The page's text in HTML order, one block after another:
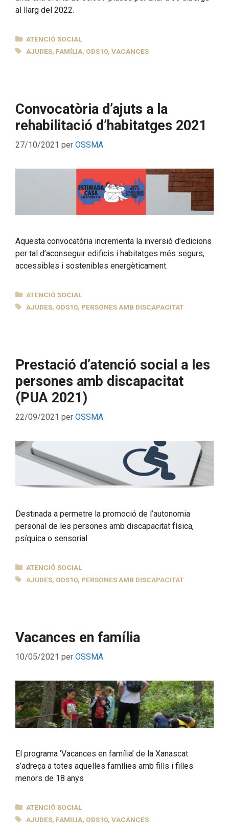
al llarg del 2022.
CATEGORIES
ATENCIÓ SOCIAL
ETIQUETES
AJUDES, FAMÍLIA, ODS10,VACANCES
Convocatòria d’ajuts a la
rehabilitació d’habitatges 2021
27/10/2021 per OSSMA
Aquesta convocatòria incrementa la inversió d’edicions
per tal d’aconseguir edificis i habitatges més segurs,
accessibles i sostenibles energèticament.
CATEGORIES
ATENCIÓ SOCIAL
ETIQUETES
AJUDES, ODS10, PERSONES AMB DISCAPACITAT
Prestació d’atenció social a les
persones amb discapacitat
(PUA 2021)
22/09/2021 per OSSMA
Destinada a permetre la promoció de l’autonomia
personal de les persones amb discapacitat física,
psíquica o sensorial
CATEGORIES
ATENCIÓ SOCIAL
ETIQUETES
AJUDES, ODS10, PERSONES AMB DISCAPACITAT
Vacances en família
10/05/2021 per OSSMA
El programa ‘Vacances en família’ de la Xanascat
s’adreça a totes aquelles famílies amb fills i filles
menors de 18 anys
CATEGORIES
ATENCIÓ SOCIAL
ETIQUETES
AJUDES, FAMILIA, ODS10,VACANCES